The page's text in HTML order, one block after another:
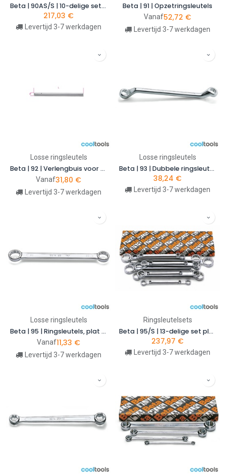
Beta | 90AS/S | 10-delige set diepgebogen ringsleutels in inch-maten | 000900300
217,03 €
Levertijd 3-7 werkdagen
Beta | 91 | Opzetringsleutels
Vanaf52,72 €
Levertijd 3-7 werkdagen
Losse ringsleutels
Beta | 92 | Verlengbuis voor opzetringsleutels model 91
Vanaf31,80 €
Levertijd 3-7 werkdagen
Losse ringsleutels
Beta | 93 | Dubbele ringsleutel voor verzonken moeren | 000930021
38,24 €
Levertijd 3-7 werkdagen
Losse ringsleutels
Beta | 95 | Ringsleutels, plat model
Vanaf11,33 €
Levertijd 3-7 werkdagen
Ringsleutelsets
Beta | 95/S | 13-delige set platte rechte ringsleutels, metrisch | 000950179
237,97 €
Levertijd 3-7 werkdagen